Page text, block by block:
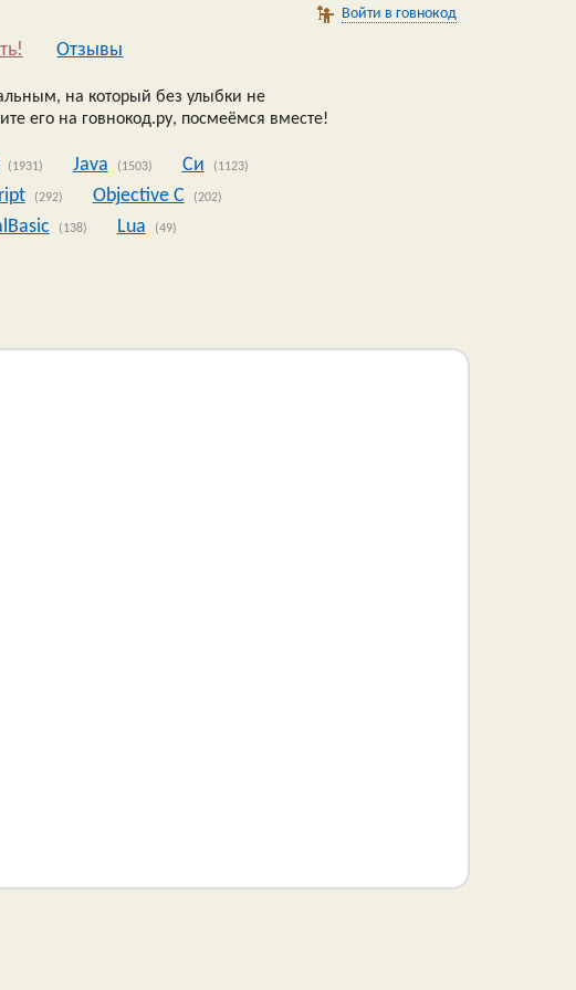
Войти в говнокод
Oтзывы
на который без улыбки не
его на говнокод.ру, посмеёмся вместе!
(1931) Java (1503) Си (1123)
(292) Objective C (202)
(138) Lua (49)